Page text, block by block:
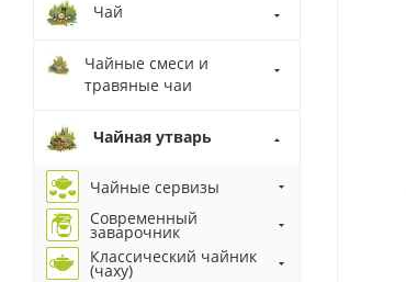
Чай
Чайные смеси и
травяные чаи
Чайная утварь
Чайные сервизы
Современный
заварочник
Классический чайник
(чаху)